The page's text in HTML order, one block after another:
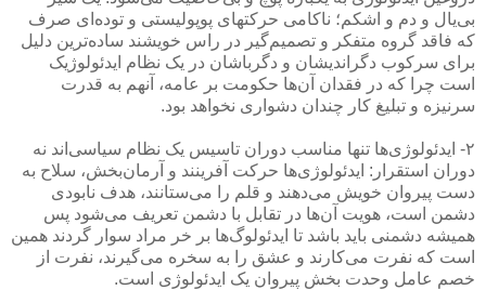
بی‌یال و دم و اشکم؛ ناکامی حرکتهای پوپولیستی و توده‌ای صرف
که فاقد گروه متفکر و تصمیم‌گیر در راس خویشند ساده‌ترین دلیل
برای سرکوب دگراندیشان و دگرباشان در یک نظام ایدئولوژیک
است چرا که در فقدان آن‌ها حکومت بر عامه، آنهم به قدرت
سرنیزه و تبلیغ کار چندان دشواری نخواهد بود.
۲- ایدئولوژی‌ها تنها مناسب دوران تاسیس یک نظام سیاسی‌اند نه
دوران استقرار: ایدئولوژی‌ها حرکت آفرینند و آرمان‌بخش، سلاح به
دست پیروان خویش می‌دهند و قلم را می‌ستانند، هدف نابودی
دشمن است، هویت آن‌ها در تقابل با دشمن تعریف می‌شود پس
همیشه دشمنی باید باشد تا ایدئولوگ‌ها بر خر مراد سوار گردند همین
است که نفرت می‌کارند و عشق را به سخره می‌گیرند، نفرت از
خصم عامل وحدت بخش پیروان یک ایدئولوژی است.